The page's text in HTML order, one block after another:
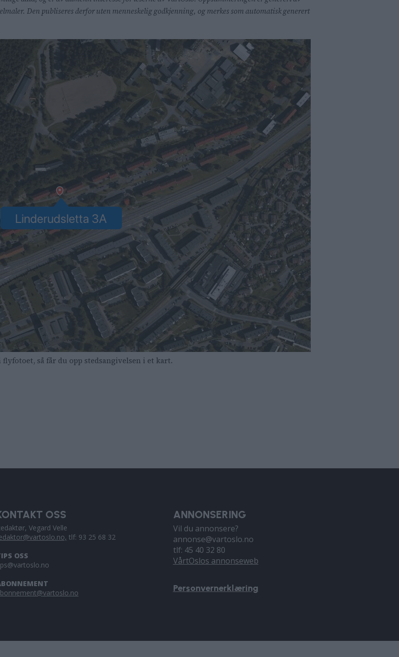
Den publiseres derfor uten menneskelig godkjenning, og merkes som automatisk generert
flyfotoet, så får du opp stedsangivelsen i et kart.
OSS
Vegard Velle
tlf: 93 25 68 32
OSS
ANNONSERING
Vil du annonsere?
annonse@vartoslo.no
tlf: 45 40 32 80
VårtOslos annonseweb
Personvernerklæring